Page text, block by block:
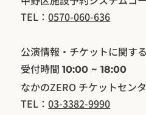
TEL：0570-060-636
公演情報・チケットに関す
受付時間10:00 ~ 18:00
なかのZERO チケットセン
TEL：03-3382-9990